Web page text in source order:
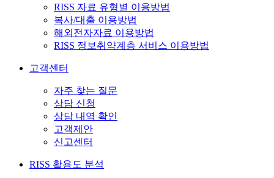
RISS 자료 유형별 이용방법
복사/대출 이용방법
해외전자자료 이용방법
RISS 정보취약계층 서비스 이용방법
고객센터
자주 찾는 질문
상담 신청
상담 내역 확인
고객제안
신고센터
RISS 활용도 분석